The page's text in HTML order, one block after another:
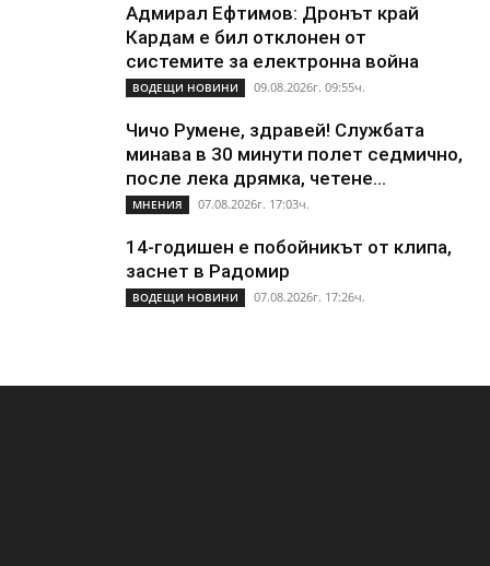
Адмирал Ефтимов: Дронът край
Кардам е бил отклонен от
системите за електронна война
ВОДЕЩИ НОВИНИ 09.08.2026г. 09:55ч.
Чичо Румене, здравей! Службата
минава в 30 минути полет седмично,
после лека дрямка, четене...
МНЕНИЯ 07.08.2026г. 17:03ч.
14-годишен е побойникът от клипа,
заснет в Радомир
ВОДЕЩИ НОВИНИ 07.08.2026г. 17:26ч.